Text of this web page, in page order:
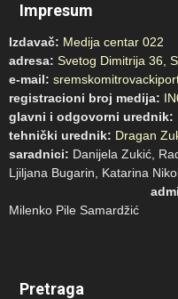
Impresum
Izdavač: Medija centar 022
adresa: Svetog Dimitrija 36,
e-mail:
registracioni broj medija:
glavni i odgovorni urednik:
tehnički urednik: Dragan
saradnici: Danijela Zukić,
Ljiljana
Milenko Pile Samardžić
Pretraga